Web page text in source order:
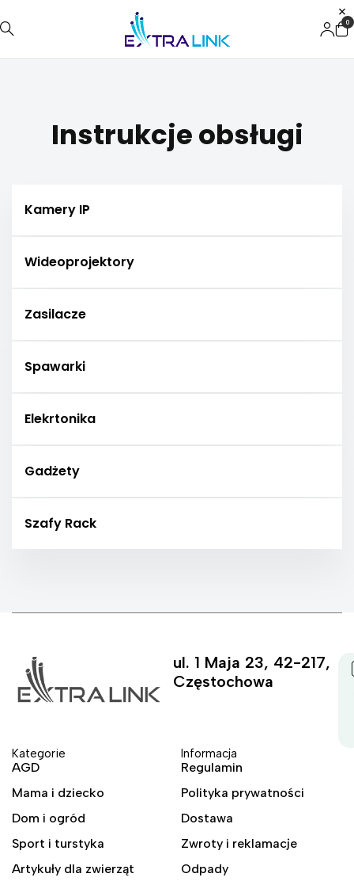
0
Instrukcje obsługi
Kamery IP
Wideoprojektory
Zasilacze
Spawarki
Elekrtonika
Gadżety
Szafy Rack
ul. 1 Maja 23, 42-217,
Częstochowa
Kategorie
AGD
Mama i dziecko
Dom i ogród
Sport i turstyka
Artykuły dla zwierząt
Informacja
Regulamin
Polityka prywatności
Dostawa
Zwroty i reklamacje
Odpady